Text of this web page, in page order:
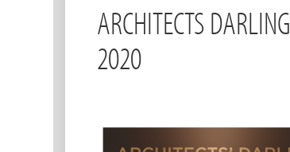
ARCHITECTS DARLING
2020